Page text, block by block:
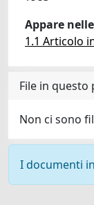
Appare
1.1 Articolo
File in
Non ci sono
I documenti